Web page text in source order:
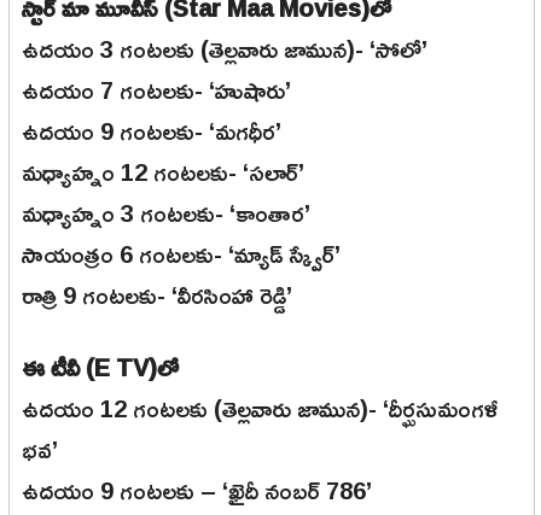
ఉదయం 3 గంటలకు (తెల్లవారు జామున)- ‘సోలో’
ఉదయం 7 గంటలకు- ‘హుషారు’
ఉదయం 9 గంటలకు- ‘మగధీర’
మధ్యాహ్నం 12 గంటలకు- ‘సలార్’
మధ్యాహ్నం 3 గంటలకు- ‘కాంతార’
సాయంత్రం 6 గంటలకు- ‘మ్యాడ్ స్క్వేర్’
రాత్రి 9 గంటలకు- ‘వీరసింహా రెడ్డి’
ఈ టీవీ (E TV)లో
ఉదయం 12 గంటలకు (తెల్లవారు జామున)- ‘దీర్ఘసుమంగళీ
భవ’
ఉదయం 9 గంటలకు – ‘ఖైదీ నంబర్ 786’